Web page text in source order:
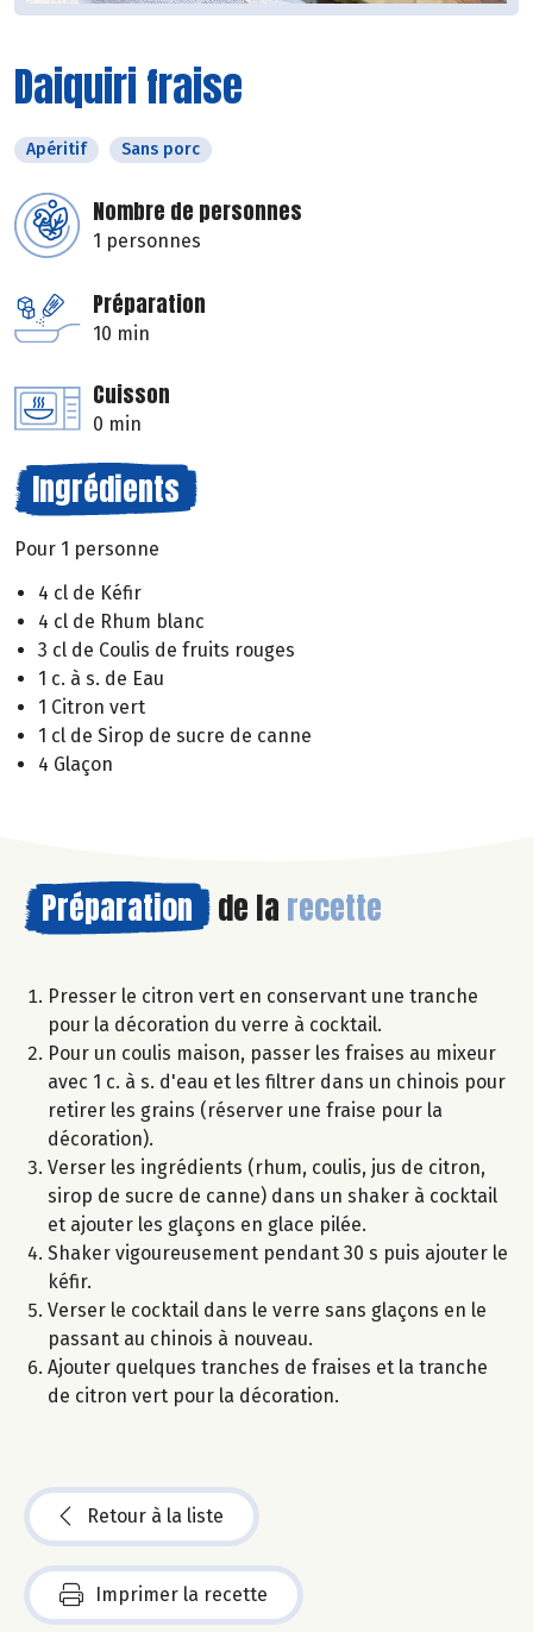
Daiquiri fraise
Apéritif Sans porc
Nombre de personnes
1 personnes
Préparation
10 min
Cuisson
0 min
Ingrédients
Pour 1 personne
4 cl de Kéfir
4 cl de Rhum blanc
3 cl de Coulis de fruits rouges
1 c. à s. de Eau
1 Citron vert
1 cl de Sirop de sucre de canne
4 Glaçon
Préparation de la recette
Presser le citron vert en conservant une tranche
pour la décoration du verre à cocktail.
Pour un coulis maison, passer les fraises au mixeur
avec 1 c. à s. d'eau et les filtrer dans un chinois pour
retirer les grains (réserver une fraise pour la
décoration).
Verser les ingrédients (rhum, coulis, jus de citron,
sirop de sucre de canne) dans un shaker à cocktail
et ajouter les glaçons en glace pilée.
Shaker vigoureusement pendant 30 s puis ajouter le
kéfir.
Verser le cocktail dans le verre sans glaçons en le
passant au chinois à nouveau.
Ajouter quelques tranches de fraises et la tranche
de citron vert pour la décoration.
Retour à la liste
Imprimer la recette